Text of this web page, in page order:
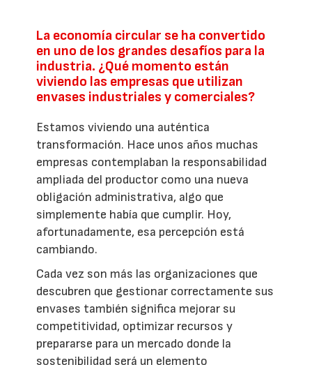
La economía circular se ha convertido
en uno de los grandes desafíos para la
industria. ¿Qué momento están
viviendo las empresas que utilizan
envases industriales y comerciales?
Estamos viviendo una auténtica
transformación. Hace unos años muchas
empresas contemplaban la responsabilidad
ampliada del productor como una nueva
obligación administrativa, algo que
simplemente había que cumplir. Hoy,
afortunadamente, esa percepción está
cambiando.
Cada vez son más las organizaciones que
descubren que gestionar correctamente sus
envases también significa mejorar su
competitividad, optimizar recursos y
prepararse para un mercado donde la
sostenibilidad será un elemento